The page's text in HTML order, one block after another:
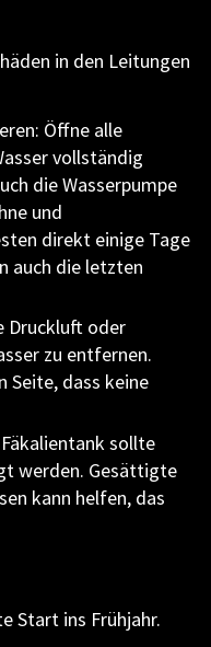
in den Leitungen
Öffne alle
vollständig
die Wasserpumpe
und
direkt einige Tage
auch die letzten
Druckluft oder
zu entfernen.
Seite, dass keine
sollte
werden. Gesättigte
kann helfen, das
Start ins Frühjahr.